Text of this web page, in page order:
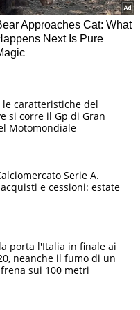
le caratteristiche del
si corre il Gp di Gran
Motomondiale
Serie A.
e cessioni: estate
porta l'Italia in finale ai
neanche il fumo di un
sui 100 metri